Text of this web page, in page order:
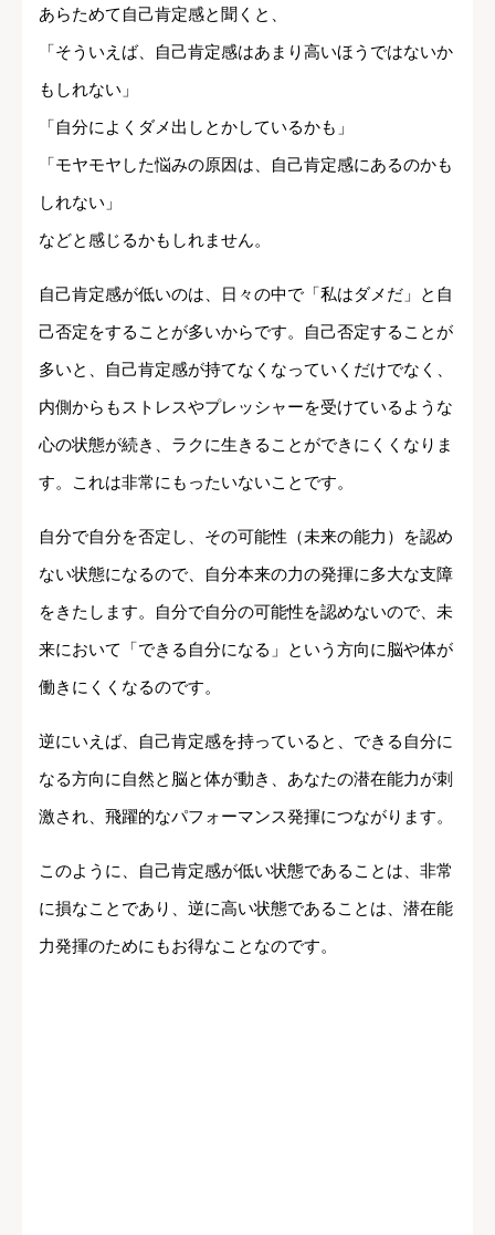
あらためて自己肯定感と聞くと、
「そういえば、自己肯定感はあまり高いほうではないか
もしれない」
「自分によくダメ出しとかしているかも」
「モヤモヤした悩みの原因は、自己肯定感にあるのかも
しれない」
などと感じるかもしれません。
自己肯定感が低いのは、日々の中で「私はダメだ」と自
己否定をすることが多いからです。自己否定することが
多いと、自己肯定感が持てなくなっていくだけでなく、
内側からもストレスやプレッシャーを受けているような
心の状態が続き、ラクに生きることができにくくなりま
す。これは非常にもったいないことです。
自分で自分を否定し、その可能性（未来の能力）を認め
ない状態になるので、自分本来の力の発揮に多大な支障
をきたします。自分で自分の可能性を認めないので、未
来において「できる自分になる」という方向に脳や体が
働きにくくなるのです。
逆にいえば、自己肯定感を持っていると、できる自分に
なる方向に自然と脳と体が動き、あなたの潜在能力が刺
激され、飛躍的なパフォーマンス発揮につながります。
このように、自己肯定感が低い状態であることは、非常
に損なことであり、逆に高い状態であることは、潜在能
力発揮のためにもお得なことなのです。